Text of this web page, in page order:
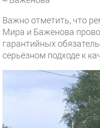
Важно отметить, что
Мира и Баженова
гарантийных
серьёзном подходе к